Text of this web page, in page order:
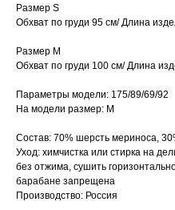
Размер S
Обхват по груди 95 см/ Длина
Размер М
Обхват по груди 100 см/ Длина
Параметры модели: 175/89/69/92
На модели размер: М
Состав: 70% шерсть мериноса,
Уход: химчистка или стирка на
без отжима, сушить
барабане запрещена
Производство: Россия